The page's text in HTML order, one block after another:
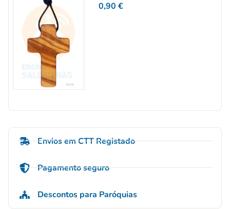
0,90€
Envios em CTT Registado
Pagamento seguro
Descontos para Paróquias